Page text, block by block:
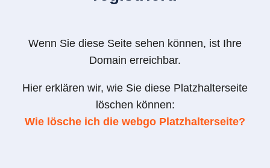
Wenn Sie diese Seite sehen können, ist Ihre
Domain erreichbar.
Hier erklären wir, wie Sie diese Platzhalterseite
löschen können:
Wie lösche ich die webgo Platzhalterseite?